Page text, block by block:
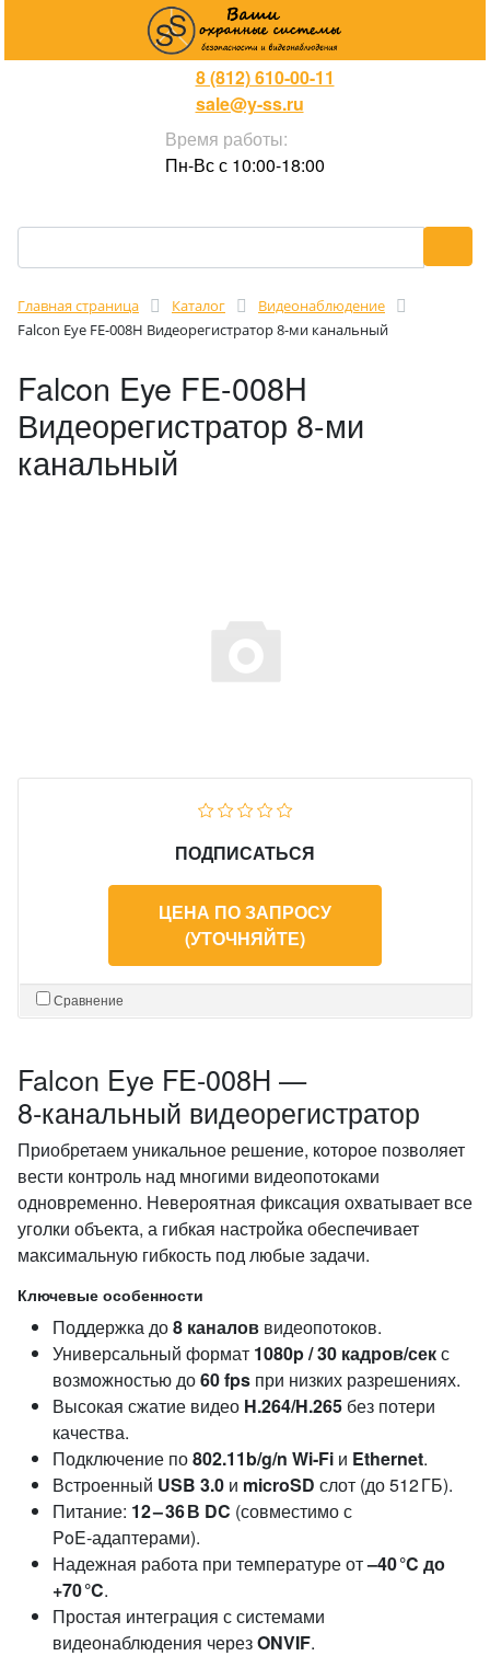
8 (812) 610-00-11
sale@y-ss.ru
Время работы:
Пн-Вс с 10:00-18:00
Главная страница Каталог
Видеонаблюдение
Falcon Eye FE-008H Видеорегистратор 8-ми канальный
Falcon Eye FE-008H
Видеорегистратор 8-ми
канальный
ПОДПИСАТЬСЯ
ЦЕНА ПО ЗАПРОСУ
(УТОЧНЯЙТЕ)
Сравнение
Falcon Eye FE-008H —
8‑канальный видеорегистратор
Приобретаем уникальное решение, которое позволяет
вести контроль над многими видеопотоками
одновременно. Невероятная фиксация охватывает все
уголки объекта, а гибкая настройка обеспечивает
максимальную гибкость под любые задачи.
Ключевые особенности
Поддержка до8 каналов видеопотоков.
Универсальный формат 1080p / 30 кадров/секс
возможностью до60 fps при низких разрешениях.
Высокая сжатие видео H.264/H.265 без потери
качества.
Подключение по802.11b/g/n Wi‑Fi и Ethernet.
Встроенный USB 3.0 и microSD слот (до 512 ГБ).
Питание: 12 – 36 В DC (совместимо с
PoE‑адаптерами).
Надежная работа при температуре от–40 °C до
+70 °C.
Простая интеграция с системами
видеонаблюдения черезONVIF.